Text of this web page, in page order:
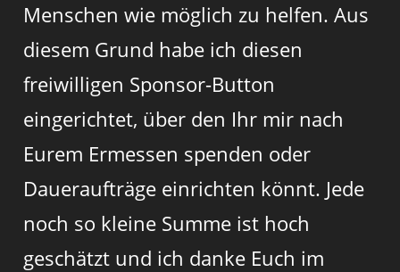
Menschen wie möglich zu helfen. Aus
diesem Grund habe ich diesen
freiwilligen Sponsor-Button
eingerichtet, über den Ihr mir nach
Eurem Ermessen spenden oder
Daueraufträge einrichten könnt. Jede
noch so kleine Summe ist hoch
geschätzt und ich danke Euch im